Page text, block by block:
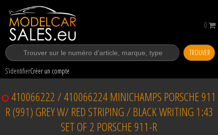
TROUVER
S’identifierCréer un compte
0
410066222 / 410066224 MINICHAMPS PORSCHE 911
R (991) GREY W/ RED STRIPING / BLACK WRITING 1:43
SET OF 2 PORSCHE 911-R